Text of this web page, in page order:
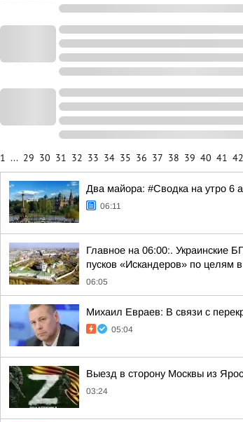
1 ... 29 30 31 32 33 34 35 36 37 38 39 40 41 42
Два майора: #Сводка на утро 6
06:11
Главное на 06:00:. Украинские
пусков «Искандеров» по целям
06:05
Михаил Евраев: В связи с
05:04
Выезд в сторону Москвы из
03:24